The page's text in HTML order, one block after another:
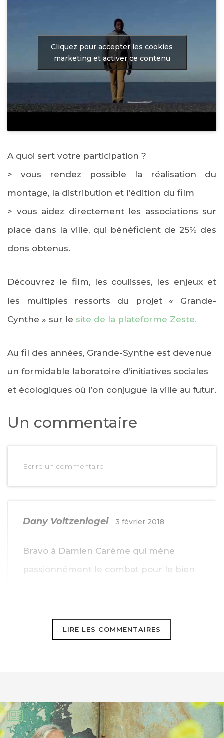
Cliquez pour accepter les cookies
marketing et activer ce contenu
A quoi sert votre participation ?
> vous rendez possible la réalisation du
montage, la distribution et l’édition du film
> vous aidez directement les associations sur
place dans la ville, qui bénéficient de 25% des
dons obtenus.
Découvrez le film, les coulisses, les enjeux et
les multiples ressorts du projet « Grande-
Cynthe » sur le site de la plateforme Zeste.
Au fil des années, Grande-Synthe est devenue
un formidable laboratoire d’initiatives sociales
et écologiques où l’on conjugue la ville au futur.
Un commentaire
Ecrire un commentaire
Dany Voltzenlogel 3 février 2018
Bravo à Damien Carème qui mène
passionnément le combat pour le bien
LIRE LES COMMENTAIRES